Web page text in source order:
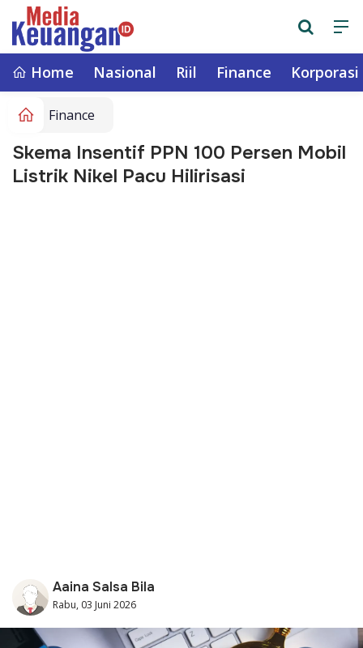
Home Nasional Riil Finance Korporasi
Finance
Skema Insentif PPN 100 Persen Mobil
Listrik Nikel Pacu Hilirisasi
Aaina Salsa Bila
Rabu, 03 Juni 2026